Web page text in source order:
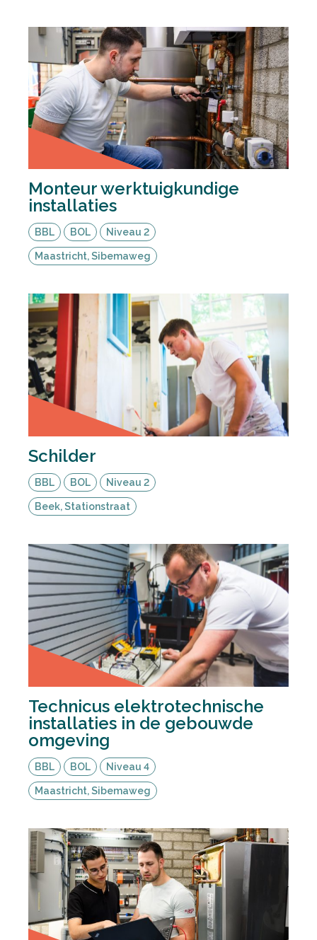
Monteur werktuigkundige
installaties
BBL BOL Niveau 2
Maastricht, Sibemaweg
Schilder
BBL BOL Niveau 2
Beek, Stationstraat
Technicus elektrotechnische
installaties in de gebouwde
omgeving
BBL BOL Niveau 4
Maastricht, Sibemaweg